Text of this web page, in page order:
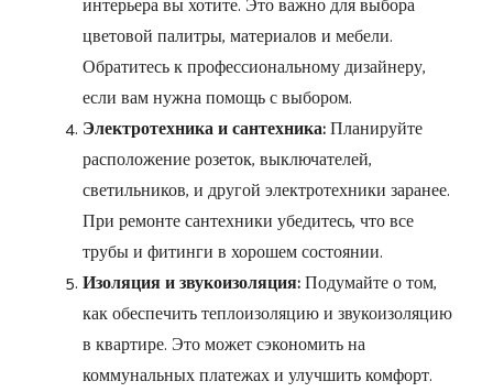
интерьера вы хотите. Это важно для выбора
цветовой палитры, материалов и мебели.
Обратитесь к профессиональному дизайнеру,
если вам нужна помощь с выбором.
Электротехника и сантехника:Планируйте
расположение розеток, выключателей,
светильников, и другой электротехники заранее.
При ремонте сантехники убедитесь, что все
трубы и фитинги в хорошем состоянии.
Изоляция и звукоизоляция:Подумайте о том,
как обеспечить теплоизоляцию и звукоизоляцию
в квартире. Это может сэкономить на
коммунальных платежах и улучшить комфорт.